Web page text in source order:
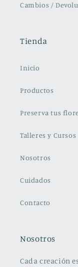
Cambios /
Tienda
Inicio
Productos
Preserva tus
Talleres y Cursos
Nosotros
Cuidados
Contacto
Nosotros
Cada creación